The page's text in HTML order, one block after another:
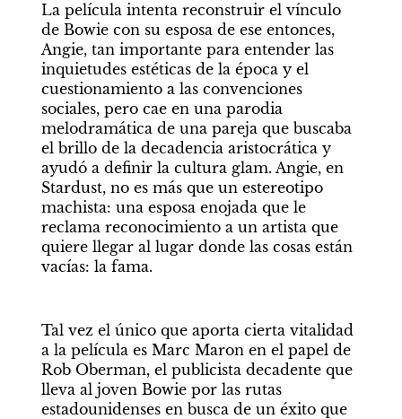
La película intenta reconstruir el vínculo
de Bowie con su esposa de ese entonces,
Angie, tan importante para entender las
inquietudes estéticas de la época y el
cuestionamiento a las convenciones
sociales, pero cae en una parodia
melodramática de una pareja que buscaba
el brillo de la decadencia aristocrática y
ayudó a definir la cultura glam. Angie, en
Stardust, no es más que un estereotipo
machista: una esposa enojada que le
reclama reconocimiento a un artista que
quiere llegar al lugar donde las cosas están
vacías: la fama.
Tal vez el único que aporta cierta vitalidad
a la película es Marc Maron en el papel de
Rob Oberman, el publicista decadente que
lleva al joven Bowie por las rutas
estadounidenses en busca de un éxito que